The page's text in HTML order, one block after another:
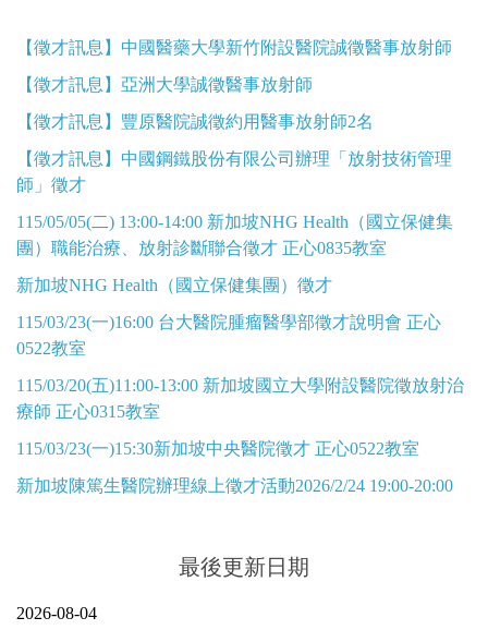
【徵才訊息】中國醫藥大學新竹附設醫院誠徵醫事放射師
【徵才訊息】亞洲大學誠徵醫事放射師
【徵才訊息】豐原醫院誠徵約用醫事放射師2名
【徵才訊息】中國鋼鐵股份有限公司辦理「放射技術管理
師」徵才
115/05/05(二) 13:00-14:00 新加坡NHG Health（國立保健集
團）職能治療、放射診斷聯合徵才 正心0835教室
新加坡NHG Health（國立保健集團）徵才
115/03/23(一)16:00 台大醫院腫瘤醫學部徵才說明會 正心
0522教室
115/03/20(五)11:00-13:00 新加坡國立大學附設醫院徵放射治
療師 正心0315教室
115/03/23(一)15:30新加坡中央醫院徵才 正心0522教室
新加坡陳篤生醫院辦理線上徵才活動2026/2/24 19:00-20:00
最後更新日期
2026-08-04